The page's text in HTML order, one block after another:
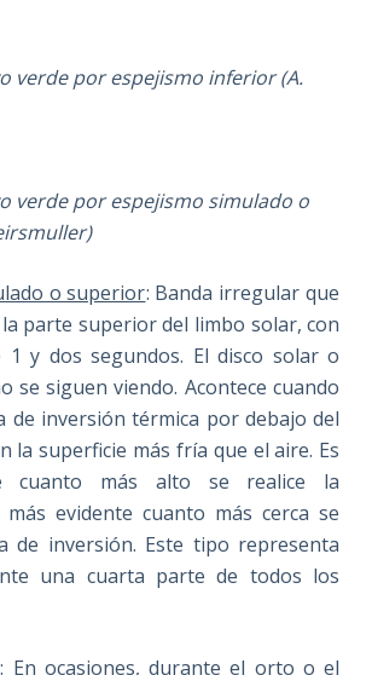
verde por espejismo inferior (A.
verde por espejismo simulado o
o superior: Banda irregular que
parte superior del limbo solar, con
1 y dos segundos. El disco solar o
se siguen viendo. Acontece cuando
de inversión térmica por debajo del
la superficie más fría que el aire. Es
cuanto más alto se realice la
evidente cuanto más cerca se
de inversión. Este tipo representa
una cuarta parte de todos los
: En ocasiones, durante el orto o el